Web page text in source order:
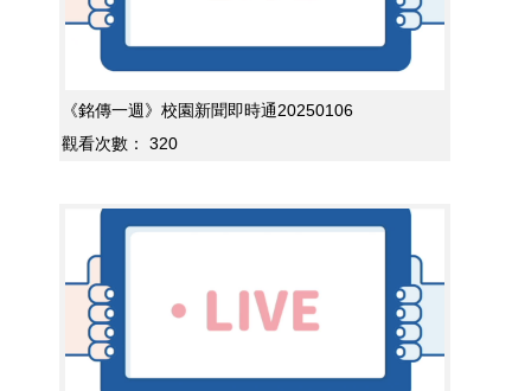
《銘傳一週》校園新聞即時通20250106
觀看次數：
320